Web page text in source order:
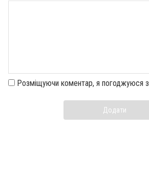
Розміщуючи коментар, я погоджуюся з
Додати